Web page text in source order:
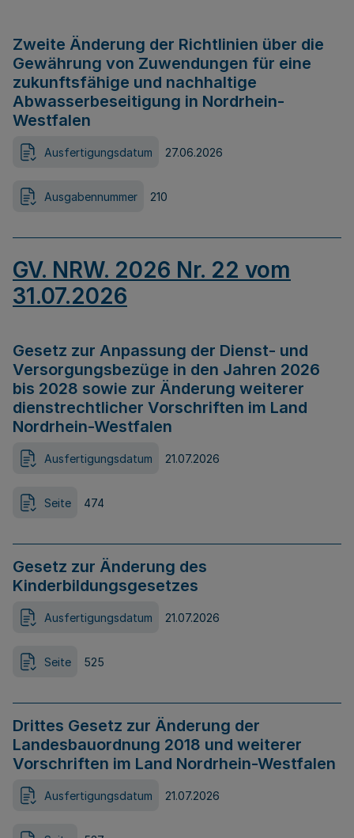
Zweite Änderung der Richtlinien über die
Gewährung von Zuwendungen für eine
zukunftsfähige und nachhaltige
Abwasserbeseitigung in Nordrhein-
Westfalen
Ausfertigungsdatum 27.06.2026
Ausgabennummer 210
GV. NRW. 2026 Nr. 22 vom
31.07.2026
Gesetz zur Anpassung der Dienst- und
Versorgungsbezüge in den Jahren 2026
bis 2028 sowie zur Änderung weiterer
dienstrechtlicher Vorschriften im Land
Nordrhein-Westfalen
Ausfertigungsdatum 21.07.2026
Seite 474
Gesetz zur Änderung des
Kinderbildungsgesetzes
Ausfertigungsdatum 21.07.2026
Seite 525
Drittes Gesetz zur Änderung der
Landesbauordnung 2018 und weiterer
Vorschriften im Land Nordrhein-Westfalen
Ausfertigungsdatum 21.07.2026